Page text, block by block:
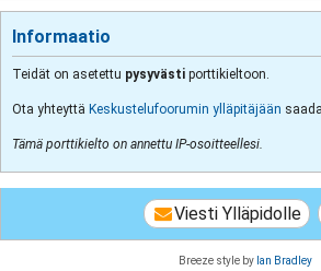
Informaatio
Teidät on asetettu pysyvästi porttikieltoon.
Ota yhteyttä Keskustelufoorumin ylläpitäjään
Tämä porttikielto on annettu IP-osoitteellesi.
Viesti Ylläpidolle
Breeze style by Ian Bradley